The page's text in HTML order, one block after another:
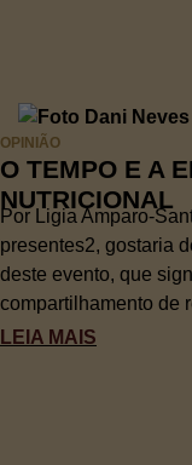
OPINIÃO
O TEMPO E A
NUTRICIONAL
Por Ligia Amparo-
presentes2, gostaria
deste evento, que
compartilhamento de
LEIA MAIS